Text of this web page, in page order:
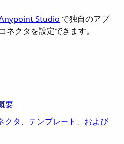
Studio ​ で独自のアプ
ネクタを設定できます。
要
クタ、テンプレート、および